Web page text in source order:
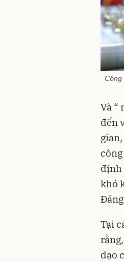
Công
Và “
đến
định
khó
Tại
đạo